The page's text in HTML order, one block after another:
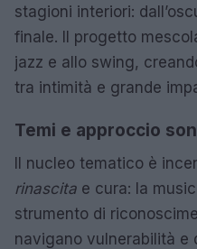
stagioni interiori:
finale. Il progetto
jazz e allo swing,
tra intimità e grande
Temi e approccio
Il nucleo tematico è
rinascita e cura: la
strumento di
navigano vulnerabilità e